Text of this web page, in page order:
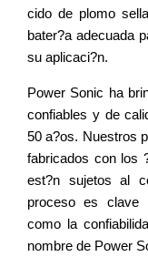
cido de plomo
bater?a adecuada
su aplicaci?n.
Power Sonic ha
confiables y de
50 a?os. Nuestros
fabricados con los
est?n sujetos al
proceso es clave
como la
nombre de Power